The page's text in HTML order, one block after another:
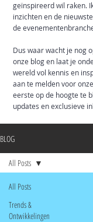
geïnspireerd wil raken.
inzichten en de
de
Dus waar wacht je nog
onze blog en laat je
wereld vol kennis en
aan te melden voor
eerste op de hoogte te
updates en exclusieve
BLOG
All Posts
Trends &
Ontwikkelingen
All Posts